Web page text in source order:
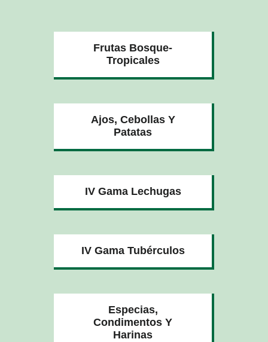
Frutas Bosque-
Tropicales
Ajos, Cebollas Y
Patatas
IV Gama Lechugas
IV Gama Tubérculos
Especias,
Condimentos Y
Harinas